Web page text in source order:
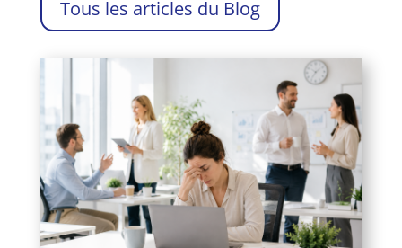
Tous les articles du Blog